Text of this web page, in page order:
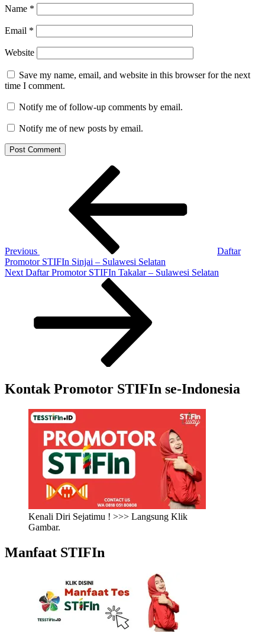
Name *
Email *
Website
Save my name, email, and website in this browser for the next
time I comment.
Notify me of follow-up comments by email.
Notify me of new posts by email.
Previous
Daftar
Promotor STIFIn Sinjai – Sulawesi Selatan
Next
Next Daftar Promotor STIFIn Takalar – Sulawesi Selatan
Kontak Promotor STIFIn se-Indonesia
Kenali Diri Sejatimu ! >>> Langsung Klik
Gambar.
Manfaat STIFIn